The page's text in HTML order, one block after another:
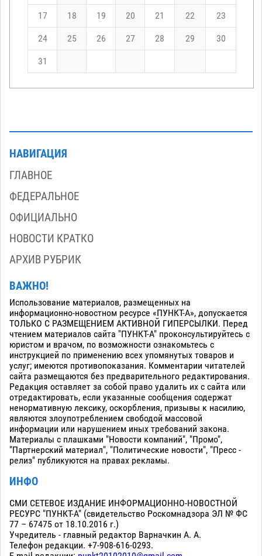
17 18 19 20 21 22 23
24 25 26 27 28 29 30
31
НАВИГАЦИЯ
ГЛАВНОЕ
ФЕДЕРАЛЬНОЕ
ОФИЦИАЛЬНО
НОВОСТИ КРАТКО
АРХИВ РУБРИК
ВАЖНО!
Использование материалов, размещенных на
информационно-новостном ресурсе «ПУНКТ-А», допускается
ТОЛЬКО С РАЗМЕЩЕНИЕМ АКТИВНОЙ ГИПЕРСЫЛКИ. Перед
чтением материалов сайта "ПУНКТ-А" проконсультируйтесь с
юристом и врачом, по возможности ознакомьтесь с
инструкцией по применению всех упомянутых товаров и
услуг; имеются противопоказания. Комментарии читателей
сайта размещаются без предварительного редактирования.
Редакция оставляет за собой право удалить их с сайта или
отредактировать, если указанные сообщения содержат
ненормативную лексику, оскорбления, призывы к насилию,
являются злоупотреблением свободой массовой
информации или нарушением иных требований закона.
Материалы с плашками "Новости компаний", "Промо",
"Партнерский материал", "Политические новости", "Пресс -
релиз" публикуются на правах рекламы.
ИНФО
СМИ СЕТЕВОЕ ИЗДАНИЕ ИНФОРМАЦИОННО-НОВОСТНОЙ
РЕСУРС "ПУНКТ-А" (свидетельство Роскомнадзора ЭЛ № ФС
77 – 67475 от 18.10.2016 г.)
Учредитель - главный редактор Варначкин А. А.
Телефон редакции. +7-908-616-0293.